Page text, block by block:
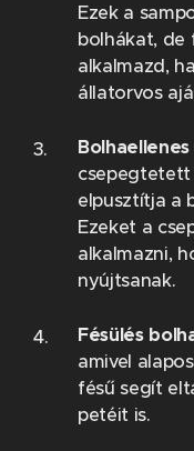
Ezek a
bolhákat, de
alkalmazd,
állatorvos
csepegtetett
elpusztítja a
Ezeket a
alkalmazni,
nyújtsanak.
Fésülés
amivel
fésű segít
petéit is.